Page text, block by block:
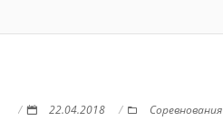
22.04.2018 Соревнования